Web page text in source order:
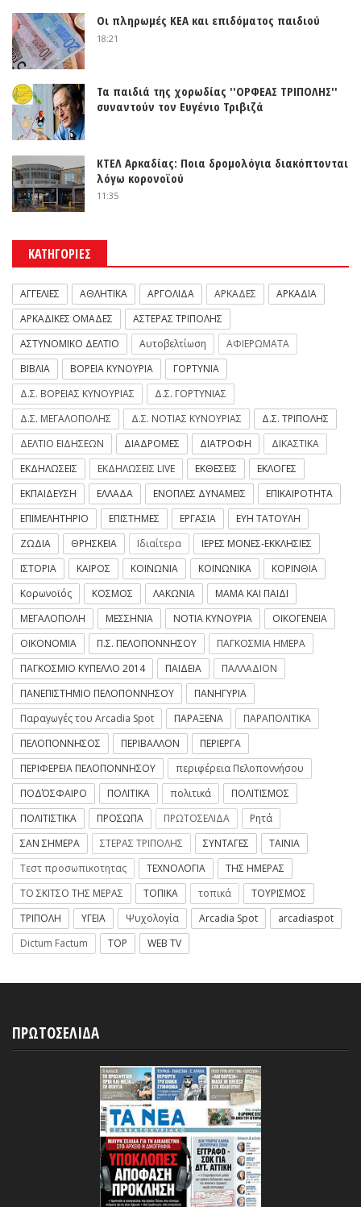
Οι πληρωμές ΚΕΑ και επιδόματος παιδιού
18:21
Τα παιδιά της χορωδίας ''ΟΡΦΕΑΣ ΤΡΙΠΟΛΗΣ''
συναντούν τον Ευγένιο Τριβιζά
ΚΤΕΛ Αρκαδίας: Ποια δρομολόγια διακόπτονται
λόγω κορονοϊού
11:35
ΚΑΤΗΓΟΡΙΕΣ
ΑΓΓΕΛΙΕΣ ΑΘΛΗΤΙΚΑ ΑΡΓΟΛΙΔΑ ΑΡΚΑΔΕΣ
ΑΡΚΑΔΙΑ
ΑΡΚΑΔΙΚΕΣ ΟΜΑΔΕΣ
ΑΣΤΕΡΑΣ ΤΡΙΠΟΛΗΣ
ΑΣΤΥΝΟΜΙΚΟ ΔΕΛΤΙΟ
Αυτοβελτίωση
ΑΦΙΕΡΩΜΑΤΑ
ΒΙΒΛΙΑ
ΒΟΡΕΙΑ ΚΥΝΟΥΡΙΑ
ΓΟΡΤΥΝΙΑ
Δ.Σ. ΒΟΡΕΙΑΣ ΚΥΝΟΥΡΙΑΣ
Δ.Σ. ΓΟΡΤΥΝΙΑΣ
Δ.Σ. ΜΕΓΑΛΟΠΟΛΗΣ
Δ.Σ. ΝΟΤΙΑΣ ΚΥΝΟΥΡΙΑΣ
Δ.Σ. ΤΡΙΠΟΛΗΣ
ΔΕΛΤΙΟ ΕΙΔΗΣΕΩΝ
ΔΙΑΔΡΟΜΕΣ ΔΙΑΤΡΟΦΗ
ΔΙΚΑΣΤΙΚΑ
ΕΚΔΗΛΩΣΕΙΣ
ΕΚΔΗΛΩΣΕΙΣ LIVE ΕΚΘΕΣΕΙΣ
ΕΚΛΟΓΕΣ
ΕΚΠΑΙΔΕΥΣΗ
ΕΛΛΑΔΑ ΕΝΟΠΛΕΣ ΔΥΝΑΜΕΙΣ
ΕΠΙΚΑΙΡΟΤΗΤΑ
ΕΠΙΜΕΛΗΤΗΡΙΟ
ΕΠΙΣΤΗΜΕΣ ΕΡΓΑΣΙΑ
ΕΥΗ ΤΑΤΟΥΛΗ
ΖΩΔΙΑ
ΘΡΗΣΚΕΙΑ Ιδιαίτερα
ΙΕΡΕΣ ΜΟΝΕΣ-ΕΚΚΛΗΣΙΕΣ
ΙΣΤΟΡΙΑ
ΚΑΙΡΟΣ ΚΟΙΝΩΝΙΑ ΚΟΙΝΩΝΙΚΑ
ΚΟΡΙΝΘΙΑ
Κορωνοϊός
ΚΟΣΜΟΣ ΛΑΚΩΝΙΑ
ΜΑΜΑ ΚΑΙ ΠΑΙΔΙ
ΜΕΓΑΛΟΠΟΛΗ
ΜΕΣΣΗΝΙΑ ΝΟΤΙΑ ΚΥΝΟΥΡΙΑ
ΟΙΚΟΓΕΝΕΙΑ
ΟΙΚΟΝΟΜΙΑ
Π.Σ. ΠΕΛΟΠΟΝΝΗΣΟΥ
ΠΑΓΚΟΣΜΙΑ ΗΜΕΡΑ
ΠΑΓΚΟΣΜΙΟ ΚΥΠΕΛΛΟ 2014
ΠΑΙΔΕΙΑ
ΠΑΛΛΑΔΙΟΝ
ΠΑΝΕΠΙΣΤΗΜΙΟ ΠΕΛΟΠΟΝΝΗΣΟΥ
ΠΑΝΗΓΥΡΙΑ
Παραγωγές του Arcadia Spot
ΠΑΡΑΞΕΝΑ
ΠΑΡΑΠΟΛΙΤΙΚΑ
ΠΕΛΟΠΟΝΝΗΣΟΣ
ΠΕΡΙΒΑΛΛΟΝ
ΠΕΡΙΕΡΓΑ
ΠΕΡΙΦΕΡΕΙΑ ΠΕΛΟΠΟΝΝΗΣΟΥ
περιφέρεια Πελοποννήσου
ΠΟΔΌΣΦΑΙΡΟ
ΠΟΛΙΤΙΚΑ πολιτικά
ΠΟΛΙΤΙΣΜΟΣ
ΠΟΛΙΤΙΣΤΙΚΑ
ΠΡΟΣΩΠΑ ΠΡΩΤΟΣΕΛΙΔΑ
Ρητά
ΣΑΝ ΣΗΜΕΡΑ
ΣΤΕΡΑΣ ΤΡΙΠΟΛΗΣ ΣΥΝΤΑΓΕΣ
ΤΑΙΝΙΑ
Τεστ προσωπικοτητας
ΤΕΧΝΟΛΟΓΙΑ
ΤΗΣ ΗΜΕΡΑΣ
ΤΟ ΣΚΙΤΣΟ ΤΗΣ ΜΕΡΑΣ
ΤΟΠΙΚΑ τοπικά
ΤΟΥΡΙΣΜΟΣ
ΤΡΙΠΟΛΗ
ΥΓΕΙΑ Ψυχολογία Arcadia Spot
arcadiaspot
Dictum Factum
TOP WEB TV
ΠΡΩΤΟΣΕΛΙΔΑ